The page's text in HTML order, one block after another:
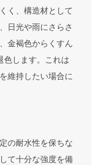
く、構造材として
日光や雨にさらさ
金褐色からくすん
色します。これは
維持したい場合に
の耐水性を保ちな
て十分な強度を備